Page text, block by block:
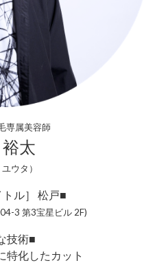
専属美容師
太
ウタ）
ル］ 松戸■
3 第3宝星ビル 2F)
技術■
化したカット